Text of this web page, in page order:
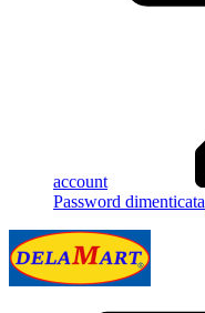
account
Password dimenticata